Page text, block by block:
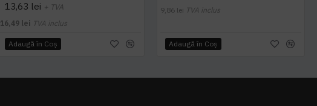
13,63 lei + TVA
16,49 lei TVA inclus
Adaugă în Coş
9,86 lei TVA inclus
Adaugă în Coş